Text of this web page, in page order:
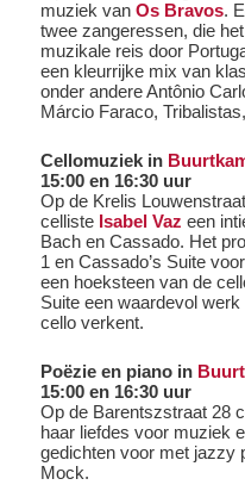
muziek vanOs Bravos.
twee zangeressen, die
muzikale reis door
een kleurrijke mix van
onder andere Antônio
Márcio Faraco,
Cellomuziek in
15:00 en 16:30 uur
Op de Krelis
celliste Isabel Vaz een
Bach en Cassado. Het
1 en Cassado’s Suite
een hoeksteen van de
Suite een waardevol
cello verkent.
Poëzie en piano in
15:00 en 16:30 uur
Op de Barentszstraat 28
haar liefdes voor muziek
gedichten voor met jazzy
Mock.